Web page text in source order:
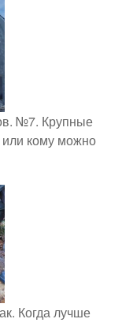
№7. Крупные
или кому можно
Когда лучше